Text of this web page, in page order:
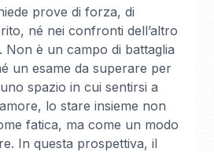
prove di forza, di
né nei confronti dell’altro
Non è un campo di battaglia
un esame da superare per
spazio in cui sentirsi a
lo stare insieme non
fatica, ma come un modo
In questa prospettiva, il